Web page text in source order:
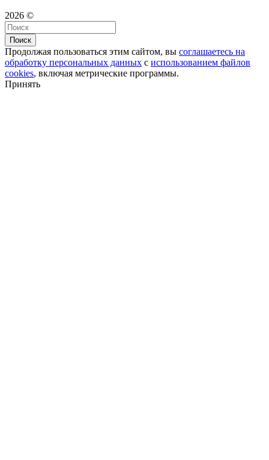
2026 ©
Поиск
Продолжая пользоваться этим сайтом, вы соглашаетесь на
обработку персональных данных с использованием файлов
cookies, включая метрические программы.
Принять